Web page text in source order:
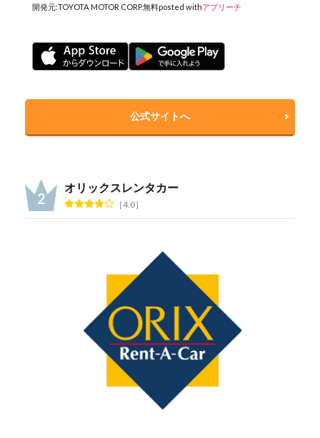
開発元:TOYOTA MOTOR CORP.無料posted withアプリーチ
公式サイトへ
オリックスレンタカー
4.0